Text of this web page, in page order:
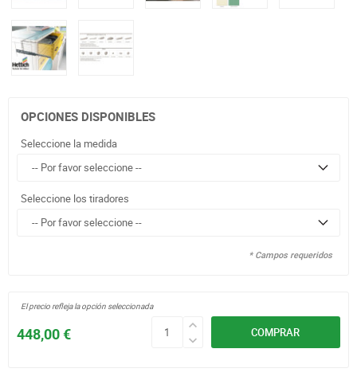
OPCIONES DISPONIBLES
Seleccione la medida
Seleccione los tiradores
* Campos requeridos
COMPRAR
448,00 €
El precio refleja la opción seleccionada